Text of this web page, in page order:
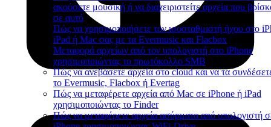
ακούσετε μουσική ή να διαχειριστείτε αρχεία που
σε αυτό
Πώς να χρησιμοποιήσετε τον ισοσταθμιστή ήχου στο
iPad ή Mac σας με τα Evermusic και Flacbox
Μεταφορά αρχείων από τον υπολογιστή στο iPhone
χρησιμοποιώντας το πρωτόκολλο SMB
Πώς να ανεβάσετε αρχεία στο cloud και να τα
το Evermusic, Flacbox ή Evertag
Πώς να μεταφέρετε αρχεία από Mac σε iPhone ή iPad
χρησιμοποιώντας το Finder
Πώς να μεταφέρετε αρχεία ασύρματα από υπολογιστή